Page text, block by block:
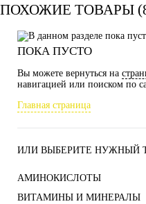
ПОХОЖИЕ ТОВАРЫ
ПОКА ПУСТО
Вы можете вернуться на
навигацией или поиском по
Главная страница
ИЛИ ВЫБЕРИТЕ НУЖНЫЙ
АМИНОКИСЛОТЫ
ВИТАМИНЫ И МИНЕРАЛЫ